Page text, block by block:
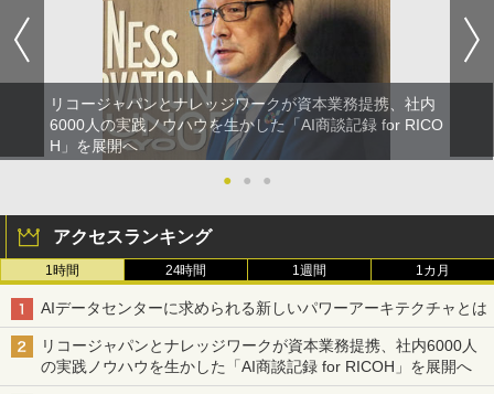
リコージャパンとナレッジワークが資本業務提携、社内
6000人の実践ノウハウを生かした「AI商談記録 for RICO
H」を展開へ
●
● ●
アクセスランキング
1時間 24時間 1週間 1カ月
AIデータセンターに求められる新しいパワーアーキテクチャとは
リコージャパンとナレッジワークが資本業務提携、社内6000人
の実践ノウハウを生かした「AI商談記録 for RICOH」を展開へ